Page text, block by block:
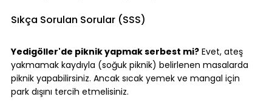
Sıkça Sorulan Sorular (SSS)
Yedigöller'de piknik yapmak serbest mi? Evet, ateş
yakmamak kaydıyla (soğuk piknik) belirlenen masalarda
piknik yapabilirsiniz. Ancak sıcak yemek ve mangal için
park dışını tercih etmelisiniz.